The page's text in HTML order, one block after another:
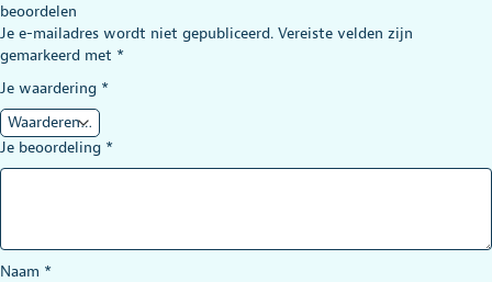
beoordelen
Je e-mailadres wordt niet gepubliceerd. Vereiste velden zijn
gemarkeerd met *
Je waardering *
Je beoordeling *
Naam *